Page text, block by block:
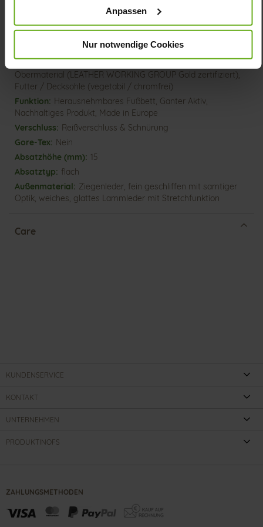
Anpassen
Nur notwendige Cookies
Informationen
extraleichte EVA-/Gummi-Sohle
Lederfutter
Made in Europe, Schnürsenkel (Tencel),
Obermaterial (LEATHER WORKING GROUP Gold zertifiziert),
Futter / Decksohle (vegetabil / chromfrei)
Herausnehmbares Fußbett, Ganter Aktiv,
Nachhaltiges Produkt, Made in Europe
Reißverschluss & Schnürung
Nein
15
flach
Ziegenleder, fein geschliffen mit samtiger
Optik, weiches, glattes Lammleder mit Stretchfunktion
Care
KUNDENSERVICE
KONTAKT
UNTERNEHMEN
PRODUKTINOFS
ZAHLUNGSMETHODEN